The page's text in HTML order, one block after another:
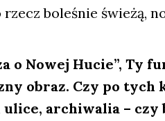
bole­śnie świe­żą,
o Nowej Hucie”, Ty
obraz. Czy po
archi­wa­lia –